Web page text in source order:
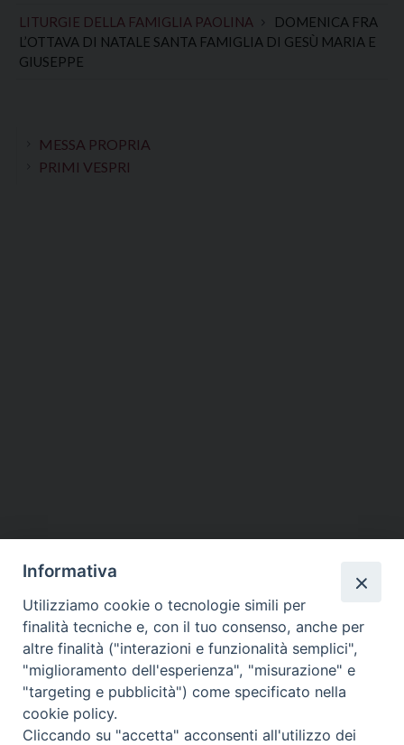
LITURGIE DELLA FAMIGLIA PAOLINA
DOMENICA FRA
L’OTTAVA DI NATALE SANTA FAMIGLIA DI GESÙ MARIA E
GIUSEPPE
MESSA PROPRIA
PRIMI VESPRI
Informativa
Utilizziamo cookie o tecnologie simili per
finalità tecniche e, con il tuo consenso, anche per
altre finalità ("interazioni e funzionalità semplici",
"miglioramento dell'esperienza", "misurazione" e
"targeting e pubblicità") come specificato nella
cookie policy.
Cliccando su "accetta" acconsenti all'utilizzo dei